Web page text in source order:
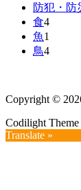
防犯・防
食4
魚1
鳥4
Copyright ©
Codilight
Translate »